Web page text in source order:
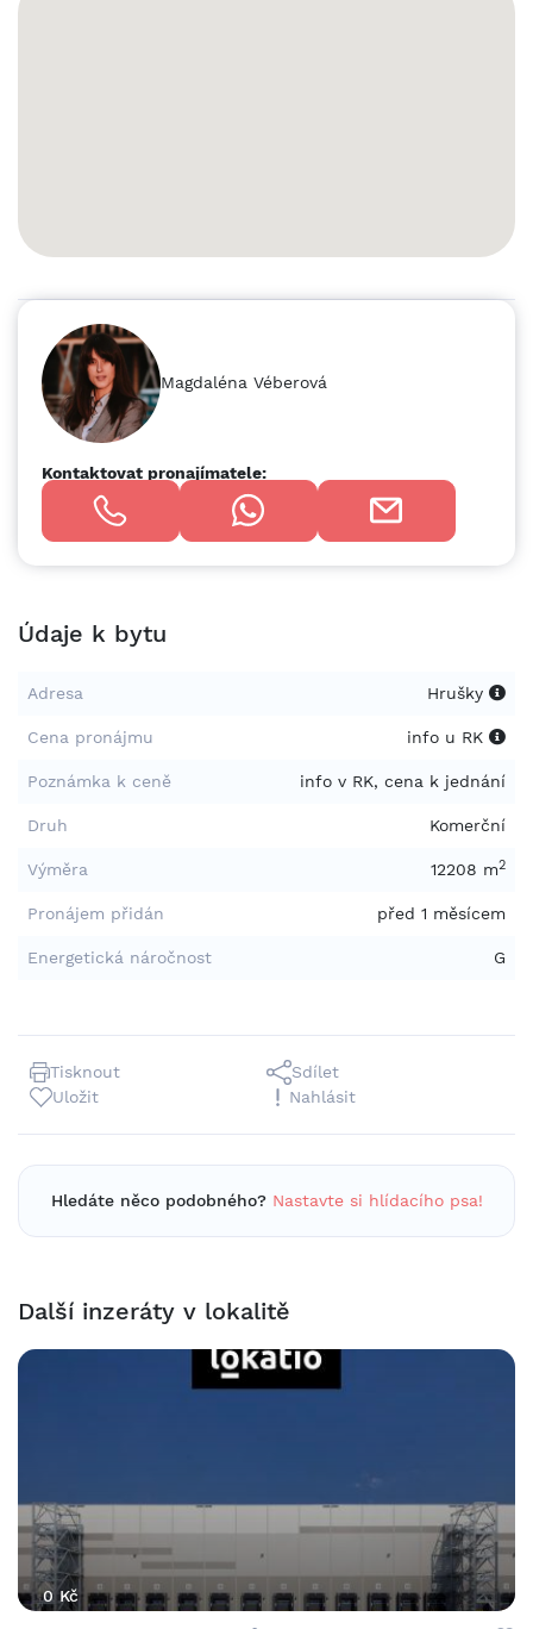
napojen na silnici I/55 (Břeclav – Hodonín) a dále na dálnici
Magdaléna Véberová
Kontaktovat pronajímatele:
Tisknout
Sdílet
Uložit
Nahlásit
Hledáte něco podobného? Nastavte si hlídacího psa!
Údaje k bytu
Adresa Hrušky
Cena pronájmu info u RK
Poznámka k ceně info v RK, cena k jednání
Druh Komerční
Výměra 12208 m2
Pronájem přidán před 1 měsícem
Energetická náročnost G
Další inzeráty v lokalitě
0 Kč